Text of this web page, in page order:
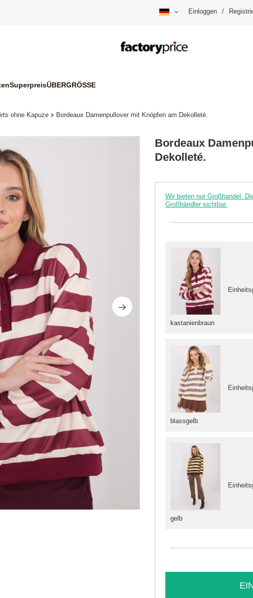
Einloggen /
SuperpreisÜBERGRÖSSE
ohne Kapuze Bordeaux Damenpullover mit Knöpfen am Dekolleté.
Bordeaux
Dekolleté.
Wir bieten nur Großhandel.
Großhändler sichtbar.
blassgelb
kastanienbraun
gelb